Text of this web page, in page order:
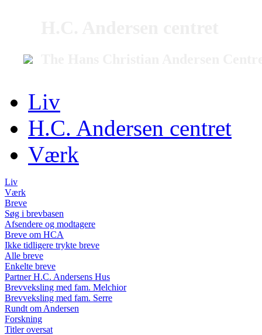
Liv
H.C. Andersen centret
Værk
Liv
Værk
Breve
Søg i brevbasen
Afsendere og modtagere
Breve om HCA
Ikke tidligere trykte breve
Alle breve
Enkelte breve
Partner H.C. Andersens Hus
Brevveksling med fam. Melchior
Brevveksling med fam. Serre
Rundt om Andersen
Forskning
Titler oversat